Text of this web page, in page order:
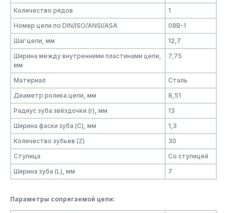
Количество рядов
1
Номер цепи по DIN/ISO/ANSI/ASA
08B-1
Шаг цепи, мм
12,7
Ширина между внутренними пластинами цепи,
мм
7,75
Материал
Сталь
Диаметр ролика цепи, мм
8,51
Радиус зуба звёздочки (r), мм
13
Ширина фаски зуба (C), мм
1,3
Количество зубьев (Z)
30
Ступица
Со ступицей
Ширина зуба (L), мм
7
Параметры сопрягаемой цепи: